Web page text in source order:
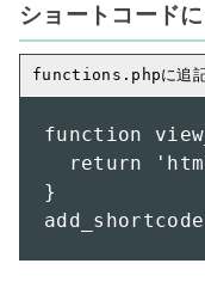
ショートコード
function
return
}